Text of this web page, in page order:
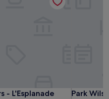
- L'Esplanade
L'Esplanade
Park
Park